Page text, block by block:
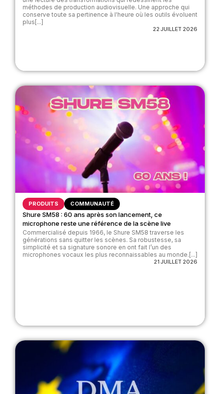
méthodes de production audiovisuelle. Une approche qui
conserve toute sa pertinence à l'heure où les outils évoluent
plus[...]
22 JUILLET 2026
PRODUITS COMMUNAUTÉ
Shure SM58 : 60 ans après son lancement, ce
microphone reste une référence de la scène live
Commercialisé depuis 1966, le Shure SM58 traverse les
générations sans quitter les scènes. Sa robustesse, sa
simplicité et sa signature sonore en ont fait l’un des
microphones vocaux les plus reconnaissables au monde.[...]
21 JUILLET 2026